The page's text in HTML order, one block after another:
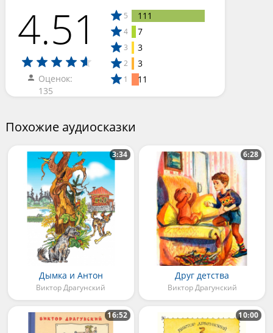
4.51
Оценок:
135
5 111
4 7
3 3
2 3
1 11
Похожие аудиосказки
Дымка и Антон
Виктор Драгунский
3:34
Друг детства
Виктор Драгунский
6:28
16:52 10:00